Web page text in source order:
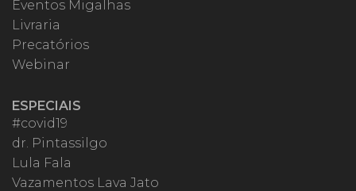
Eventos Migalhas
Livraria
Precatórios
Webinar
ESPECIAIS
#covid19
dr. Pintassilgo
Lula Fala
Vazamentos Lava Jato